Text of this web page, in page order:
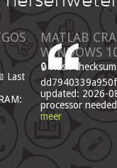
Last
MATLAB
WINDOWS
🔒 Hash
updated: 2026-
processor
meer